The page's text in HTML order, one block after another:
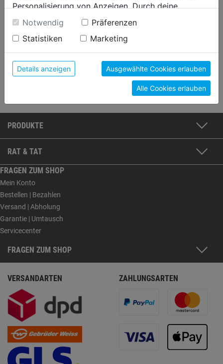
T: 04762611600
E:julius@huebner-farben.at
Öffnungszeiten:
Mo-Fr: 8:00-12:30 und 13:30-18:00 Uhr
PRODUKTE
RAT & TAT
FRAGEN ZUM SHOP
Mein Konto
Bestellen | Bezahlen
Versand | Abholung
Garantie | Umtausch
Servicecenter
FRAGEN ZUM SHOP
VERSANDARTEN ZAHLUNGSARTEN
Personalisierung von Anzeigen. Durch deine
Einwilligung werden die Daten von Drittanbieter,
unter anderem auch in den USA, verarbeitet.
Durch Klick auf "Alle Cookies erlauben" stimmst du
der Verwendung aller Cookies zu. Unter "Details
anzeigen" findest du alle Infos zu den
unterschiedlichen Cookies, unter "Cookies
Konfigurieren" kannst du auswählen, welche Cookies
du zulassen möchtest und welche nicht.
Weitere Informationen findest du in unserer
Datenschutzerklärung
Notwendig
Präferenzen
Statistiken
Marketing
Details anzeigen Ausgewählte Cookies erlauben
Alle Cookies erlauben